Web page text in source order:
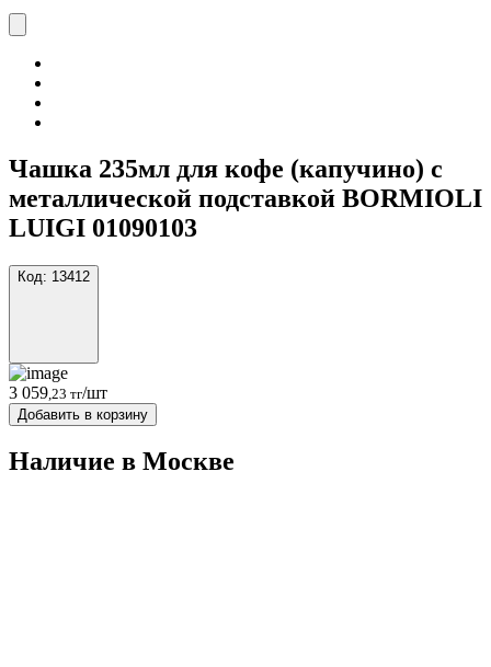
Чашка 235мл для кофе (капучино) с
металлической подставкой BORMIOLI
LUIGI 01090103
Код: 13412
3 059 ,23 тг/шт
Добавить в корзину
Наличие в Москвe